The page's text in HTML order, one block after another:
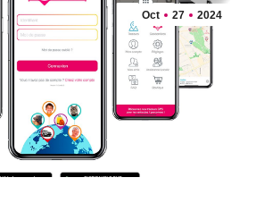
Oct 27 2024